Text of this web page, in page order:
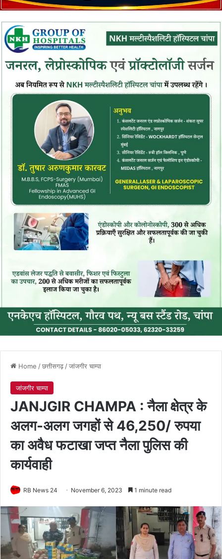
Home /छत्तीसगढ़/जांजगीर चाम्पा
जांजगीर चाम्पा
JANJGIR CHAMPA : नैला क्षेत्र के
अलग-अलग जगहों से 46,250/ रुपया
का अवैध फटाखा जप्त नैला पुलिस की
कार्यवाही
RB News 24 November 6, 2023 1 minute read